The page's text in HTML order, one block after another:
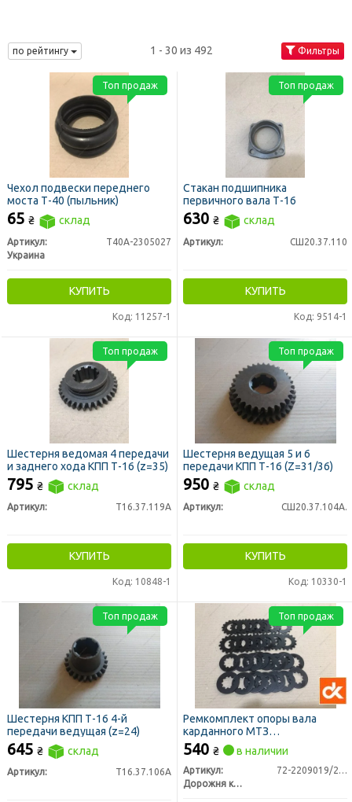
по рейтингу 1 - 30 из 492 Фильтры
Чехол подвески переднего
моста Т-40 (пыльник)
65 ₴ склад
Артикул:
Т40А-2305027
Украина
КУПИТЬ
Код: 11257-1
Топ продаж
Стакан подшипника
первичного вала Т-16
630 ₴ склад
Артикул: СШ20.37.110
КУПИТЬ
Код: 9514-1
Топ продаж
Шестерня ведомая 4 передачи
и заднего хода КПП Т-16 (z=35)
795 ₴ склад
Артикул: Т16.37.119А
КУПИТЬ
Код: 10848-1
Топ продаж
Шестерня ведущая 5 и 6
передачи КПП Т-16 (Z=31/36)
950 ₴ склад
Артикул: СШ20.37.104А.
КУПИТЬ
Код: 10330-1
Топ продаж
Шестерня КПП Т-16 4-й
передачи ведущая (z=24)
645 ₴ склад
Артикул: Т16.37.106А
Топ продаж
Ремкомплект опоры вала
карданного МТЗ
промежуточной (ДК)
540 ₴ в наличии
Артикул:
72-2209019/25/27
Дорожня карта
Топ продаж